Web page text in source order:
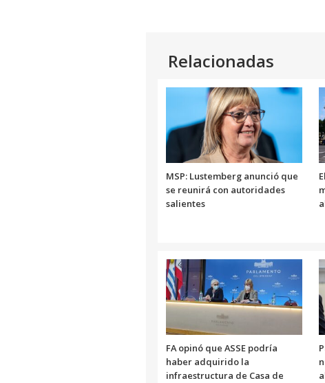
Relacionadas
MSP: Lustemberg anunció que
se reunirá con autoridades
salientes
FA opinó que ASSE podría
haber adquirido la
infraestructura de Casa de